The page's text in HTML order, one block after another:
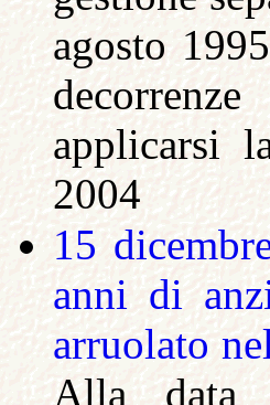
agosto
applicarsi
2004
15
anni di
arruolato
Alla data